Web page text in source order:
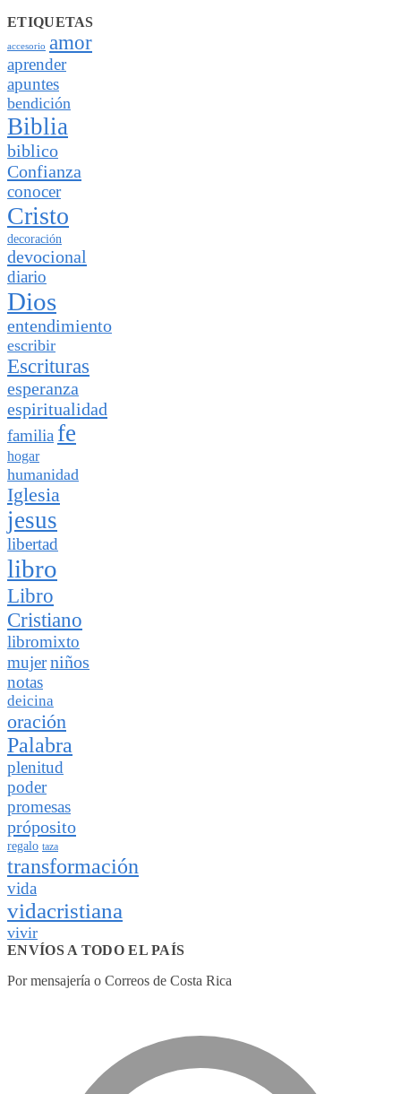
ETIQUETAS
accesorio amor
aprender
apuntes
bendición
Biblia
biblico
Confianza
conocer
Cristo
decoración
devocional
diario
Dios
entendimiento
escribir
Escrituras
esperanza
espiritualidad
familia fe
hogar
humanidad
Iglesia
jesus
libertad
libro
Libro
Cristiano
libromixto
mujerniños
notas
deicina
oración
Palabra
plenitud
poder
promesas
próposito
regalo taza
transformación
vida
vidacristiana
vivir
ENVÍOS A TODO EL PAÍS
Por mensajería o Correos de Costa Rica